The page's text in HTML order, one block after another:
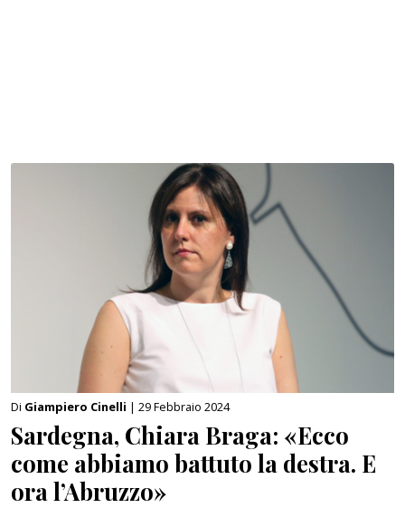
Di Giampiero Cinelli | 29 Febbraio 2024
Sardegna, Chiara Braga: «Ecco
come abbiamo battuto la destra. E
ora l’Abruzzo»